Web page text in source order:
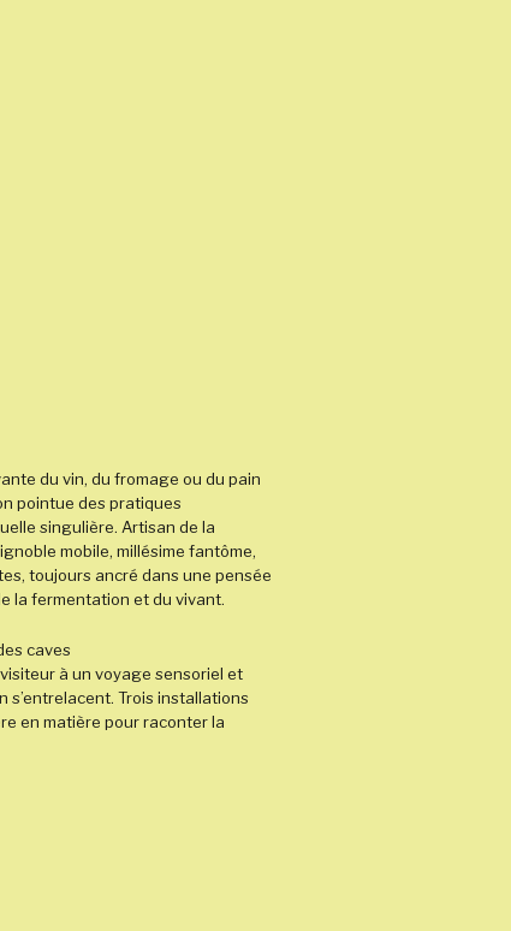
du vin, du fromage ou du pain
pointue des pratiques
singulière. Artisan de la
mobile, millésime fantôme,
toujours ancré dans une pensée
la fermentation et du vivant.
caves
à un voyage sensoriel et
s’entrelacent. Trois installations
en matière pour raconter la